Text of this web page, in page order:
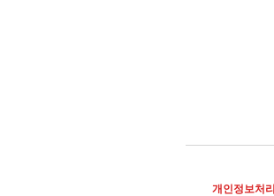
개인정보처